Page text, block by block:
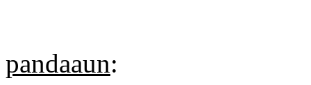
pandaaun: